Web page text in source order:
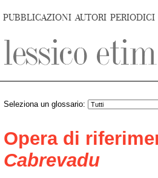
PUBBLICAZIONI AUTORI PERIODICI
Seleziona un glossario:
Opera di
Cabrevadu